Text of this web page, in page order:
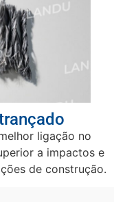
ligação no
a impactos e
de construção.